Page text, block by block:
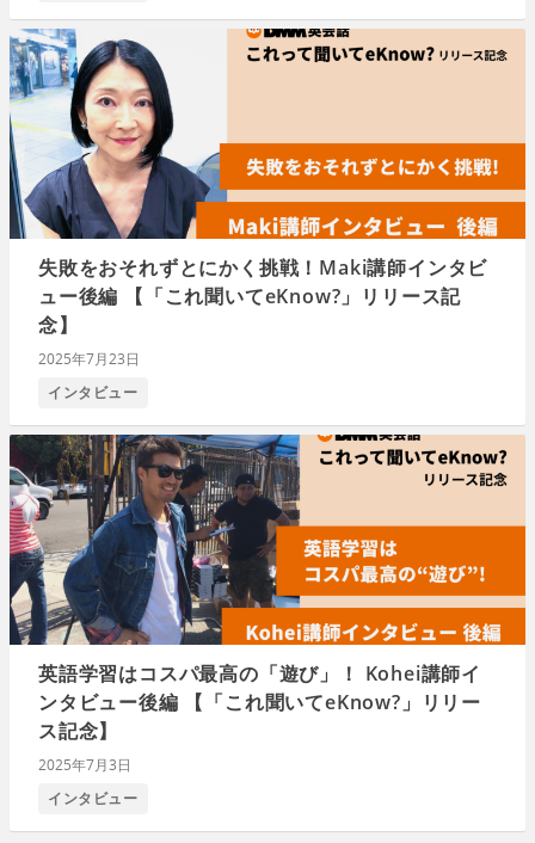
失敗をおそれずとにかく挑戦！Maki講師インタビ
ュー後編 【「これ聞いてeKnow?」リリース記
念】
2025年7月23日
インタビュー
英語学習はコスパ最高の「遊び」！ Kohei講師イ
ンタビュー後編 【「これ聞いてeKnow?」リリー
ス記念】
2025年7月3日
インタビュー